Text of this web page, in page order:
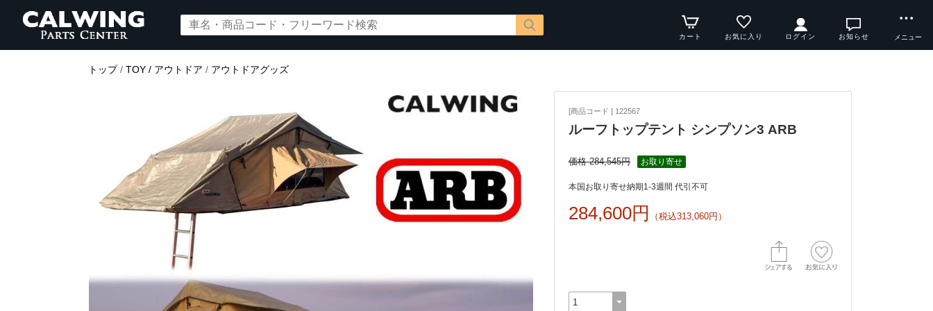
カート お気に入り ログイン お知らせ メニュー
トップ/ TOY / アウトドア / アウトドアグッズ
[商品コード ] 122567
ルーフトップテント シンプソン3 ARB
価格 284,545円 お取り寄せ
本国お取り寄せ納期1-3週間 代引不可
284,600円 （税込313,060円）